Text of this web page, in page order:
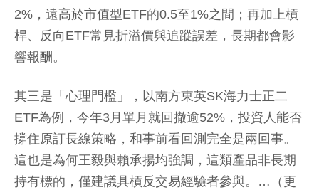
2%，遠高於市值型ETF的0.5至1%之間；再加上槓
桿、反向ETF常見折溢價與追蹤誤差，長期都會影
響報酬。
其三是「心理門檻」，以南方東英SK海力士正二
ETF為例，今年3月單月就回撤逾52%，投資人能否
撐住原訂長線策略，和事前看回測完全是兩回事。
這也是為何王毅與賴承揚均強調，這類產品非長期
持有標的，僅建議具槓反交易經驗者參與。…（更